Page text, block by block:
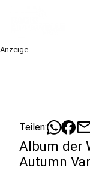
Anzeige
Teilen:
Album der
Autumn